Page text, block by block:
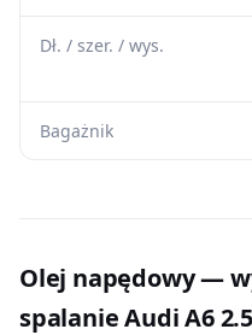
Dł. / szer. / wys.
Bagażnik
Olej napędowy —
spalanie Audi A6